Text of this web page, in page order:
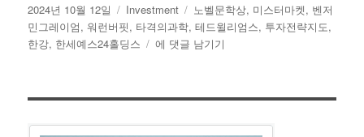
작
성
일
2024년 10월 12일
카
테
고
Investment
태
그
노벨문학상, 미스터마켓, 벤저
민그레이엄,워런버핏, 타격의과학,테드윌리엄스, 투자전략지도,
한강, 한세예스24홀딩스
한
노
문
에 댓글 남기기